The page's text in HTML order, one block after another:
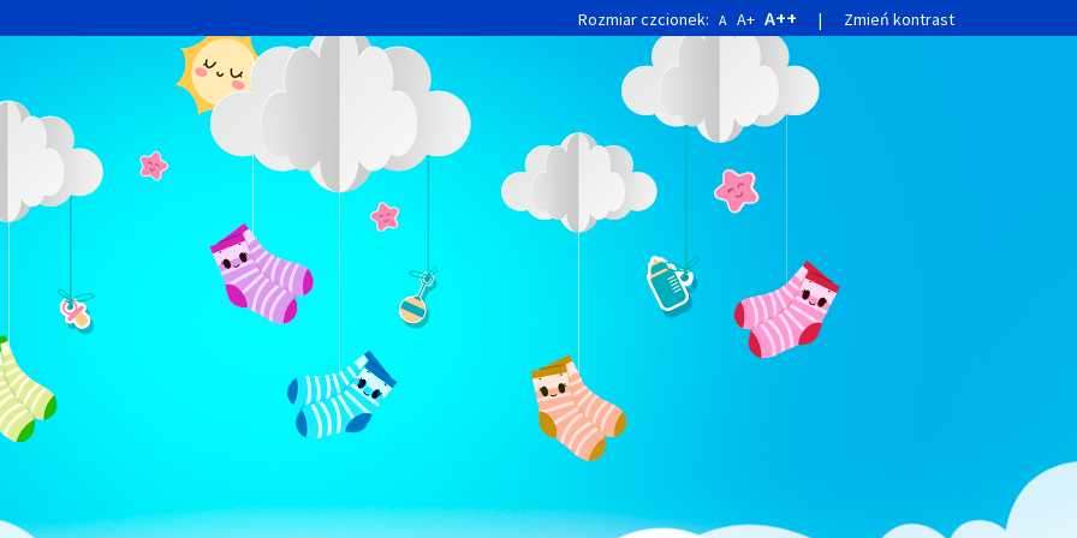
Rozmiar czcionek: A A+ A++ | Zmień kontrast